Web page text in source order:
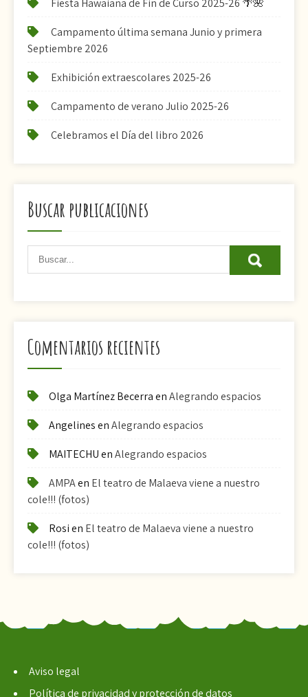
Fiesta Hawaiana de Fin de Curso 2025-26 🌴🌺
Campamento última semana Junio y primera
Septiembre 2026
Exhibición extraescolares 2025-26
Campamento de verano Julio 2025-26
Celebramos el Día del libro 2026
Buscar publicaciones
Comentarios recientes
Olga Martínez BecerraenAlegrando espacios
AngelinesenAlegrando espacios
MAITECHUenAlegrando espacios
AMPAen El teatro de Malaeva viene a nuestro
cole!!! (fotos)
Rosien El teatro de Malaeva viene a nuestro
cole!!! (fotos)
Aviso legal
Política de privacidad y protección de datos